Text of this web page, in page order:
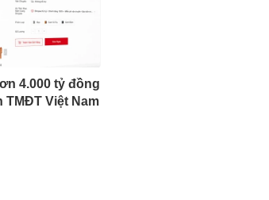
4.000 tỷ đồng
TMĐT Việt Nam